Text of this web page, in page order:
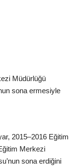
Müdürlüğü
sona ermesiyle
2015–2016 Eğitim
Merkezi
sona erdiğini